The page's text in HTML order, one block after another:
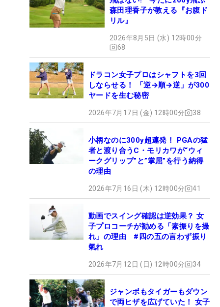
森田理香子が教える『お腹ド
リル』
2026年8月5日 (水) 12時00分
68
ドラコン女子プロはシャフトを3回
しならせる！ 「逆→順→逆」が300
ヤードを生む秘密
2026年7月17日 (金) 12時00分 38
小柄なのに300y超連発！ PGAの猛
者と渡り合うC・モリカワが“ウィ
ークグリップ”と”掌屈”を行う納得
の理由
2026年7月16日 (木) 12時00分 41
動画でスイング確認は逆効果？ 女
子プロコーチが勧める「素振りを撮
れ」の理由 #四の五の言わず振り
氣れ
2026年7月12日 (日) 12時00分 34
ジャンボもタイガーもダウン
で両ヒザを広げていた！ 女子